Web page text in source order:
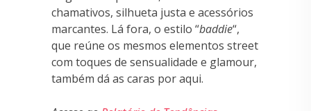
chamativos, silhueta justa e acessórios
marcantes. Lá fora, o estilo “baddie“,
que reúne os mesmos elementos street
com toques de sensualidade e glamour,
também dá as caras por aqui.